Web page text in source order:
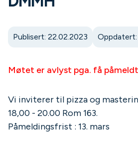
Publisert: 22.02.2023
Møtet er avlyst pga. få
Vi inviterer til pizza og
18,00 - 20.00 Rom 163.
Påmeldingsfrist : 13. mars